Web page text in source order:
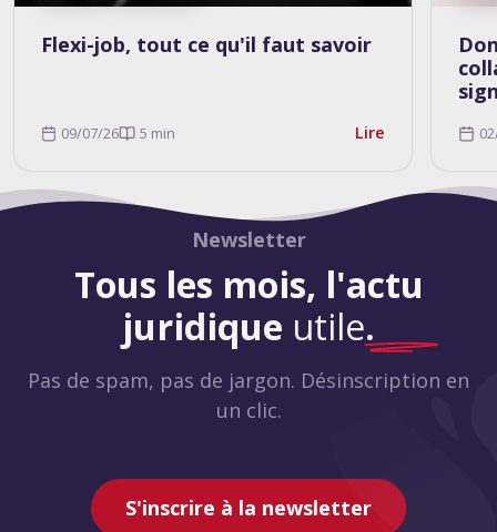
Flexi-job, tout ce qu'il faut savoir
09/07/26 5 min Lire
Newsletter
Tous les mois, l'actu
juridique utile.
Pas de spam, pas de jargon. Désinscription en
un clic.
S'inscrire à la newsletter